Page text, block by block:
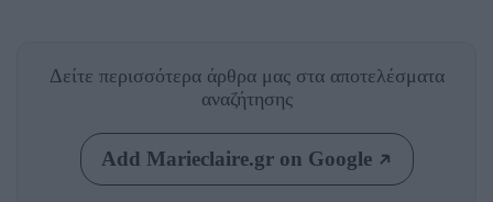
Δείτε περισσότερα άρθρα μας στα αποτελέσματα
αναζήτησης
Add Marieclaire.gr on Google